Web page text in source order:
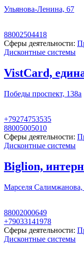
Ульянова-Ленина, 67
88002504418
Сферы деятельности:
Дисконтные системы
VistСard,
Победы проспект, 138а
+79274753535
88005005010
Сферы деятельности:
Дисконтные системы
Biglion,
Марселя Салимжанова,
88002000649
+79033141978
Сферы деятельности:
Дисконтные системы